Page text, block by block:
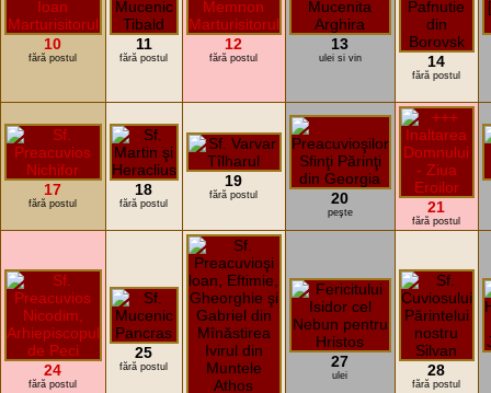
10
fără postul
11
fără postul
12
fără postul
13
ulei si vin 14
fără postul
17
fără postul
18
fără postul
19
fără postul 20
peşte 21
fără postul
24
fără postul
25
fără postul 27
ulei 28
fără postul